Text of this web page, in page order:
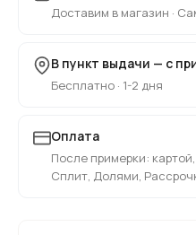
Доставим в магазин ·
В пункт выдачи — с
Бесплатно · 1-2 дня
Оплата
После примерки:
Сплит, Долями,